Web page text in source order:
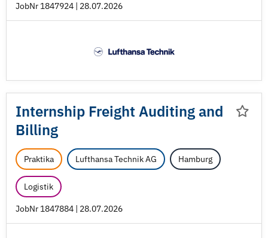
JobNr 1847924 | 28.07.2026
Internship Freight Auditing and
Billing
Praktika Lufthansa Technik AG Hamburg
Logistik
JobNr 1847884 | 28.07.2026